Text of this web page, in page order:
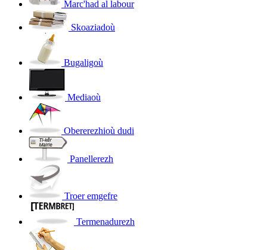
Marc'had al labour
Skoaziadoù
Bugaligoù
Mediaoù
Obererezhioù dudi
Panellerezh
Troer emgefre
Termenadurezh